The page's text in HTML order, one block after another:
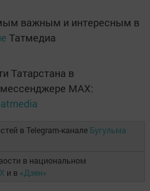
важным и интересным в
Татмедиа
Татарстана в
MАХ:
в Telegram-канале Бугульма
в национальном
и в «Дзен»